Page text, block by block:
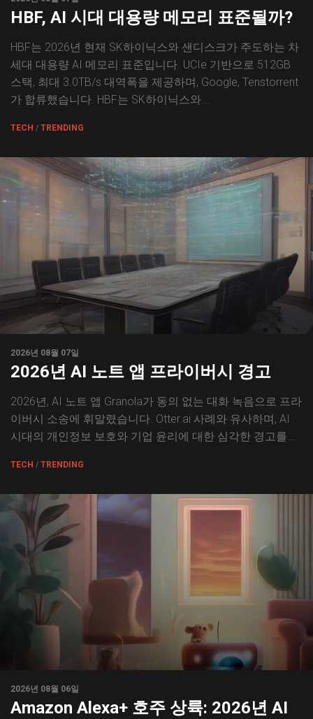
HBF, AI 시대 대용량 메모리 표준될까?
HBF는 2026년 현재 SK하이닉스와 샌디스크가 주도하는 차
세대 대용량 AI 메모리 표준입니다. UCIe 기반으로 512GB
스택, 최대 3.0TB/s 대역폭을 제공하며, Google, Tenstorrent
가 합류했습니다. HBF는 SK하이닉스와...
TECH / TRENDING
2026년 08월 07일
2026년 AI 노트 앱 프라이버시 경고
2026년, AI 노트 앱 Granola가 동의 없는 대화 녹음으로 프라
이버시 소송에 휘말렸습니다. Otter.ai 사례와 유사하며, AI
시대의 개인정보 보호와 기업 윤리에 대한 심각한 경고를...
TECH / TRENDING
2026년 08월 06일
Amazon Alexa+ 호주 상륙: 2026년 AI